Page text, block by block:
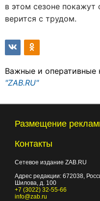
в этом сезоне
верится с трудом.
Важные и оперативные
"ZAB.RU"
Размещение
Контакты
Сетевое издание ZAB.RU
Адрес редакции: 672038 ,
Шилова, д. 100
+7 (3022) 32-55-66
info@zab.ru